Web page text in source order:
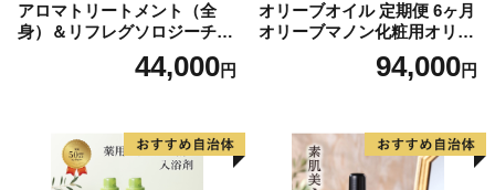
アロマトリートメント（全
身）＆リフレグソロジーチケ
44,000円
オリーブオイル 定期便 6ヶ月
オリーブマノン化粧用オリー
ブオイル 200ml オリーブ オ
イル 美容 スキンケア 化粧用
94,000円